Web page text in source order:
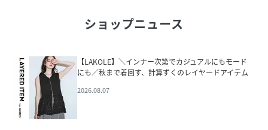
ショップニュース
【LAKOLE】＼インナー次第でカジュアルにもモード
にも／秋まで着回す、計算ずくのレイヤードアイテム
2026.08.07